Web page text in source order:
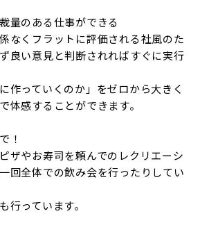
量のある仕事ができる
なくフラットに評価される社風のた
良い意見と判断されればすぐに実行
作っていくのか」をゼロから大きく
体感することができます。
！
ザやお寿司を頼んでのレクリエーシ
回全体での飲み会を行ったりしてい
行っています。